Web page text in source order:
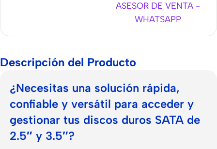
ASESOR DE VENTA -
WHATSAPP
Descripción del Producto
¿Necesitas una solución rápida,
confiable y versátil para acceder y
gestionar tus discos duros SATA de
2.5″ y 3.5″?